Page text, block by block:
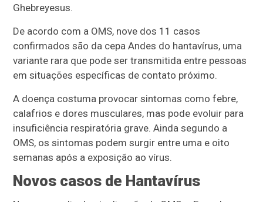
Ghebreyesus.
De acordo com a OMS, nove dos 11 casos
confirmados são da cepa Andes do hantavírus, uma
variante rara que pode ser transmitida entre pessoas
em situações específicas de contato próximo.
A doença costuma provocar sintomas como febre,
calafrios e dores musculares, mas pode evoluir para
insuficiência respiratória grave. Ainda segundo a
OMS, os sintomas podem surgir entre uma e oito
semanas após a exposição ao vírus.
Novos casos de Hantavírus